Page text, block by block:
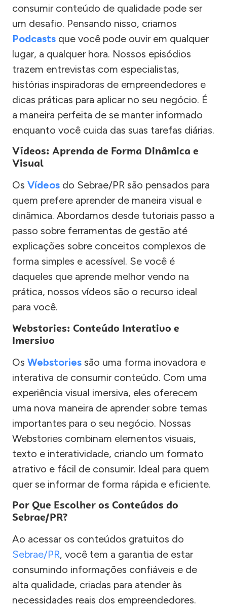
consumir conteúdo de qualidade pode ser
um desafio. Pensando nisso, criamos
Podcasts que você pode ouvir em qualquer
lugar, a qualquer hora. Nossos episódios
trazem entrevistas com especialistas,
histórias inspiradoras de empreendedores e
dicas práticas para aplicar no seu negócio. É
a maneira perfeita de se manter informado
enquanto você cuida das suas tarefas diárias.
Vídeos: Aprenda de Forma Dinâmica e
Visual
Os Vídeos do Sebrae/PR são pensados para
quem prefere aprender de maneira visual e
dinâmica. Abordamos desde tutoriais passo a
passo sobre ferramentas de gestão até
explicações sobre conceitos complexos de
forma simples e acessível. Se você é
daqueles que aprende melhor vendo na
prática, nossos vídeos são o recurso ideal
para você.
Webstories: Conteúdo Interativo e
Imersivo
Os Webstories são uma forma inovadora e
interativa de consumir conteúdo. Com uma
experiência visual imersiva, eles oferecem
uma nova maneira de aprender sobre temas
importantes para o seu negócio. Nossas
Webstories combinam elementos visuais,
texto e interatividade, criando um formato
atrativo e fácil de consumir. Ideal para quem
quer se informar de forma rápida e eficiente.
Por Que Escolher os Conteúdos do
Sebrae/PR?
Ao acessar os conteúdos gratuitos do
Sebrae/PR, você tem a garantia de estar
consumindo informações confiáveis e de
alta qualidade, criadas para atender às
necessidades reais dos empreendedores.